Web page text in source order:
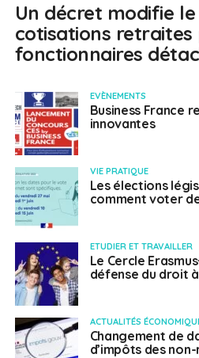
Un décret modifie
cotisations retraites
fonctionnaires
EVÈNEMENTS
Business France
innovantes
VIE PRATIQUE
Les élections
comment voter
ETUDIER ET TRAVAILLER
Le Cercle
défense du droit
ACTUALITÉS
Changement de
d’impôts des